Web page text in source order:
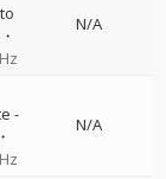
N/A
-
N/A